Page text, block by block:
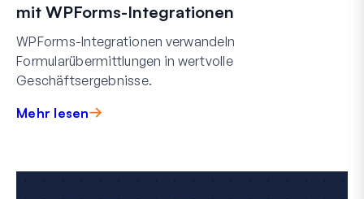
mit WPForms-Integrationen
WPForms-Integrationen verwandeln
Formularübermittlungen in wertvolle
Geschäftsergebnisse.
Mehr lesen